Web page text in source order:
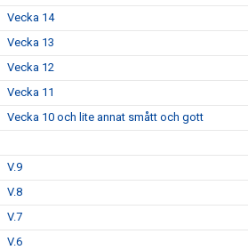
Vecka 14
Vecka 13
Vecka 12
Vecka 11
Vecka 10 och lite annat smått och gott
V.9
V.8
V.7
V.6